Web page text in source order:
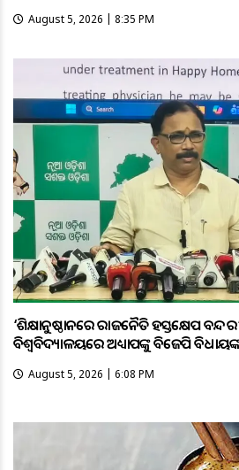
August 5, 2026 | 8:35 PM
‘ଶିକ୍ଷାନୁଷ୍ଠାନରେ ରାଜନୈତିକ ହସ୍ତକ୍ଷେପ ବନ୍ଦ
ବିଶ୍ୱବିଦ୍ୟାଳୟରେ ଅଧ୍ୟାପକଙ୍କୁ ବିଜେପି
August 5, 2026 | 6:08 PM